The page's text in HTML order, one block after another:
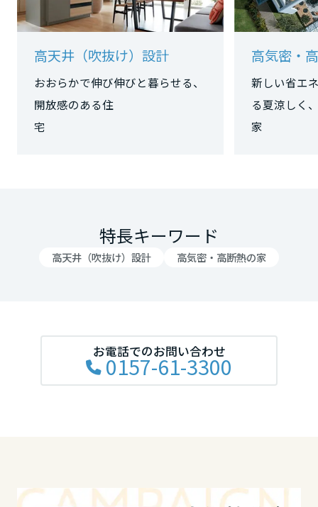
高天井（吹抜け）設計
おおらかで伸び伸びと暮らせる、
開放感のある住
宅
高気密・
新しい省エ
る夏涼しく
特長キーワード
高天井（吹抜け）設計 高気密・高断熱の家
お電話でのお問い合わせ
0157-61-3300
三重県
滋賀県
和歌山県